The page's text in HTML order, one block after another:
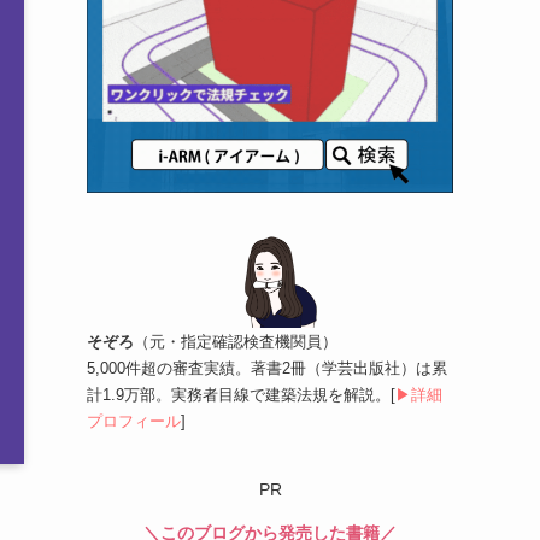
そぞろ （元・指定確認検査機関員）
5,000件超の審査実績。著書2冊（学芸出版社）は累
計1.9万部。実務者目線で建築法規を解説。[
▶︎詳細
プロフィール
PR
＼このブログから発売した書籍／